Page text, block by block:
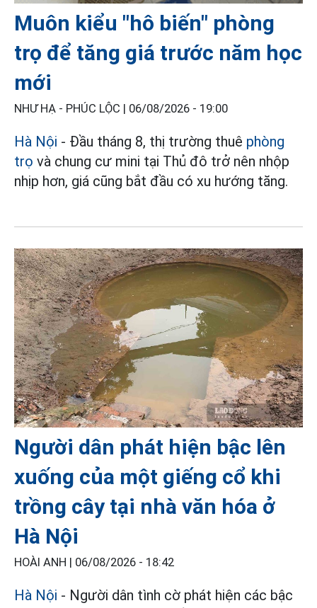
Muôn kiểu "hô biến" phòng
trọ để tăng giá trước năm học
mới
NHƯ HẠ - PHÚC LỘC | 06/08/2026 - 19:00
Hà Nội - Đầu tháng 8, thị trường thuê phòng
trọ và chung cư mini tại Thủ đô trở nên nhộp
nhịp hơn, giá cũng bắt đầu có xu hướng tăng.
Người dân phát hiện bậc lên
xuống của một giếng cổ khi
trồng cây tại nhà văn hóa ở
Hà Nội
HOÀI ANH | 06/08/2026 - 18:42
Hà Nội - Người dân tình cờ phát hiện các bậc